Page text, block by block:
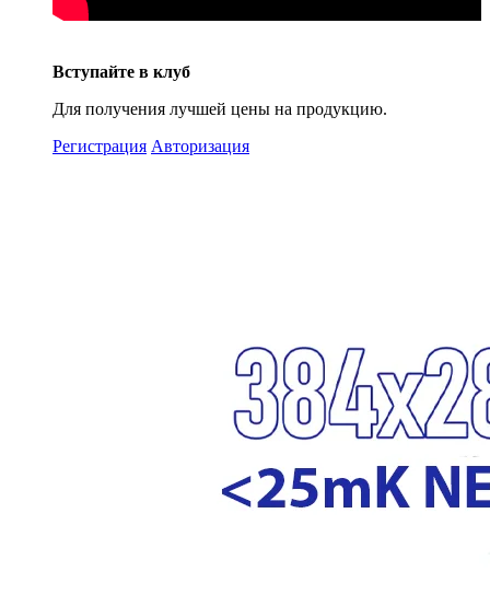
Вступайте в клуб
Для получения лучшей цены на продукцию.
Регистрация Авторизация